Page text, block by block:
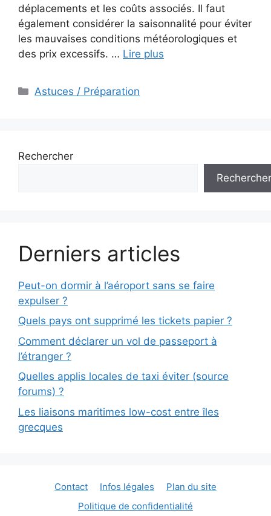
déplacements et les coûts associés. Il faut
également considérer la saisonnalité pour éviter
les mauvaises conditions météorologiques et
des prix excessifs. … Lire plus
Catégories
Astuces / Préparation
Rechercher
Rechercher
Derniers articles
Peut-on dormir à l’aéroport sans se faire
expulser ?
Quels pays ont supprimé les tickets papier ?
Comment déclarer un vol de passeport à
l’étranger ?
Quelles applis locales de taxi éviter (source
forums) ?
Les liaisons maritimes low-cost entre îles
grecques
Contact Infos légales
Plan du site
Politique de confidentialité